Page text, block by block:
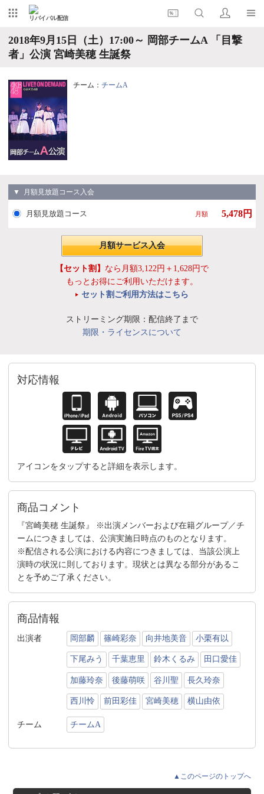
リバイバル配信
2018年9月15日（土）17:00～ 岡部チームA 「目撃
者」公演 宮崎美穂 生誕祭
チーム： チームA
▼ 月額見放題コース入会
月額見放題コース 月額 5,478円
月額サービス入会
【セット割】 なら月額3,122円＋1,628円で
もっとお得にご利用いただけます。
セット割ご利用方法はこちら
ストリーミング期限：配信終了まで
期限・ライセンスについて
対応情報
アイコンをタップすると詳細を表示します。
商品コメント
『宮崎美穂 生誕祭』 ※出演メンバーおよび在籍グループ／チ
ームにつきましては、公演実施日時点のものとなります。
※配信される公演における内容につきましては、当該公演上
演時の状況に則しております。現状とは異なる部分があるこ
とを予めご了承ください。
商品情報
出演者 岡部麟 篠崎彩奈 向井地美音 小栗有以
下尾みう 千葉恵里 鈴木くるみ 田口愛佳
加藤玲奈 後藤萌咲 谷川聖 長久玲奈
西川怜 前田彩佳 宮崎美穂 横山由依
チーム チームA
▲このページのトップへ